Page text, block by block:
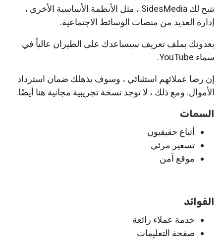
تتيح لك SidesMedia ، مثل الأنظمة الأساسية الأخرى ،
إدارة العديد من منصات الوسائط الاجتماعية.
يعدونك بملف تعريف سيساعدك على الطيران عالياً في
سماء YouTube.
إن رضا عملائهم استثنائي ، وسوف يذهلك ضمان استرداد
الأموال. ومع ذلك ، لا توجد نسخة تجريبية مجانية هنا أيضًا.
السمات
أتباع حقيقيون
تسعير مرئي
موقع آمن
الفوائد
خدمة عملاء رائعة
صفحة التعليمات